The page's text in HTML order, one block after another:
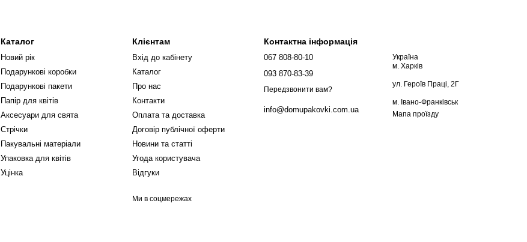
Каталог
Новий рік
Подарункові коробки
Подарункові пакети
Папір для квітів
Аксесуари для свята
Стрічки
Пакувальні матеріали
Упаковка для квітів
Уцінка
Клієнтам
Вхід до кабінету
Каталог
Про нас
Контакти
Оплата та доставка
Договір публічної оферти
Новини та статті
Угода користувача
Відгуки
Ми в соцмережах
Контактна інформація
067 808-80-10
093 870-83-39
Передзвонити вам?
info@domupakovki.com.ua
Україна
м. Харків
ул. Героїв Праці, 2Г
м. Івано-Франківськ
Мапа проїзду